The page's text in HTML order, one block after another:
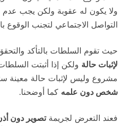
ولا يكون له عقوبة ولكن يجب
التواصل الاجتماعي لتجنب الوقوع
حيث تقوم السلطات بالتأكد
لإثبات حالة ولكن إذا أثبتت
مشروع وليس لإثبات حالة معينة
شخص دون علمه كما أوضحنا.
فعند التعرض لجريمةتصوير دون